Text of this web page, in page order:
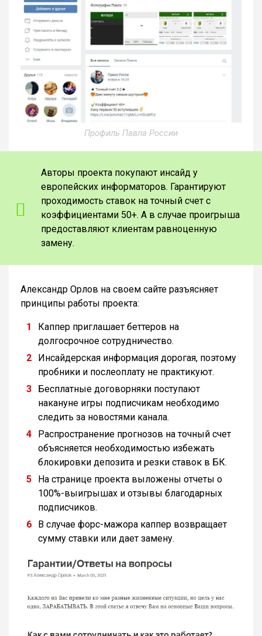
Профиль Павла России
Авторы проекта покупают инсайд у
европейских информаторов. Гарантируют
проходимость ставок на точный счет с
коэффициентами 50+. А в случае проигрыша
предоставляют клиентам равноценную
замену.
Александр Орлов на своем сайте разъясняет
принципы работы проекта:
Каппер приглашает беттеров на
долгосрочное сотрудничество.
Инсайдерская информация дорогая, поэтому
пробники и послеоплату не практикуют.
Бесплатные договорняки поступают
накануне игры подписчикам необходимо
следить за новостями канала.
Распространение прогнозов на точный счет
объясняется необходимостью избежать
блокировки депозита и резки ставок в БК.
На странице проекта выложены отчеты о
100%-выигрышах и отзывы благодарных
подписчиков.
В случае форс-мажора каппер возвращает
сумму ставки или дает замену.